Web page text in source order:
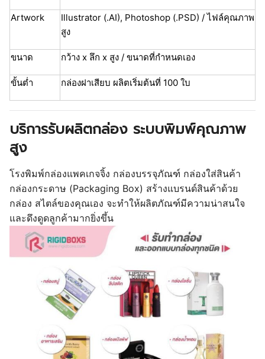
Artwork
Illustrator (.AI), Photoshop (.PSD) / ไฟล์คุณภาพ
สูง
ขนาด กว้าง x ลึก x สูง / ขนาดที่กำหนดเอง
ขั้นต่ำ กล่องฝาเสียบ ผลิตเริ่มต้นที่ 100 ใบ
บริการรับผลิตกล่อง ระบบพิมพ์คุณภาพ
สูง
โรงพิมพ์กล่องแพคเกจจิ้ง กล่องบรรจุภัณฑ์ กล่องใส่สินค้า
กล่องกระดาษ (Packaging Box) สร้างแบรนด์สินค้าด้วย
กล่อง สไตล์ของคุณเอง จะทำให้ผลิตภัณฑ์มีความน่าสนใจ
และดึงดูดลูกค้ามากยิ่งขึ้น